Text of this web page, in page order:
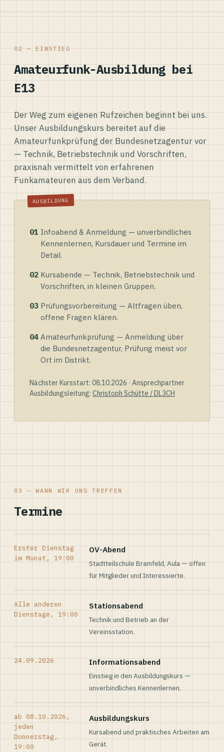
02 — EINSTIEG
Amateurfunk-Ausbildung bei
E13
Der Weg zum eigenen Rufzeichen beginnt bei uns.
Unser Ausbildungskurs bereitet auf die
Amateurfunkprüfung der Bundesnetzagentur vor
— Technik, Betriebstechnik und Vorschriften,
praxisnah vermittelt von erfahrenen
Funkamateuren aus dem Verband.
01 Infoabend & Anmeldung — unverbindliches
Kennenlernen, Kursdauer und Termine im
Detail.
02 Kursabende — Technik, Betriebstechnik und
Vorschriften, in kleinen Gruppen.
03 Prüfungsvorbereitung — Altfragen üben,
offene Fragen klären.
04 Amateurfunkprüfung — Anmeldung über
die Bundesnetzagentur, Prüfung meist vor
Ort im Distrikt.
Nächster Kursstart: 08.10.2026 · Ansprechpartner
Ausbildungsleitung: Christoph Schütte / DL3CH
03 — WANN WIR UNS TREFFEN
Termine
Erster Dienstag
im Monat, 19:00
OV-Abend
Stadtteilschule Bramfeld, Aula — offen
für Mitglieder und Interessierte.
Alle anderen
Dienstage, 19:00
Stationsabend
Technik und Betrieb an der
Vereinsstation.
24.09.2026 Informationsabend
Einstieg in den Ausbildungskurs —
unverbindliches Kennenlernen.
ab 08.10.2026,
jeden
Donnerstag,
19:00
Ausbildungskurs
Kursabend und praktisches Arbeiten am
Gerät.